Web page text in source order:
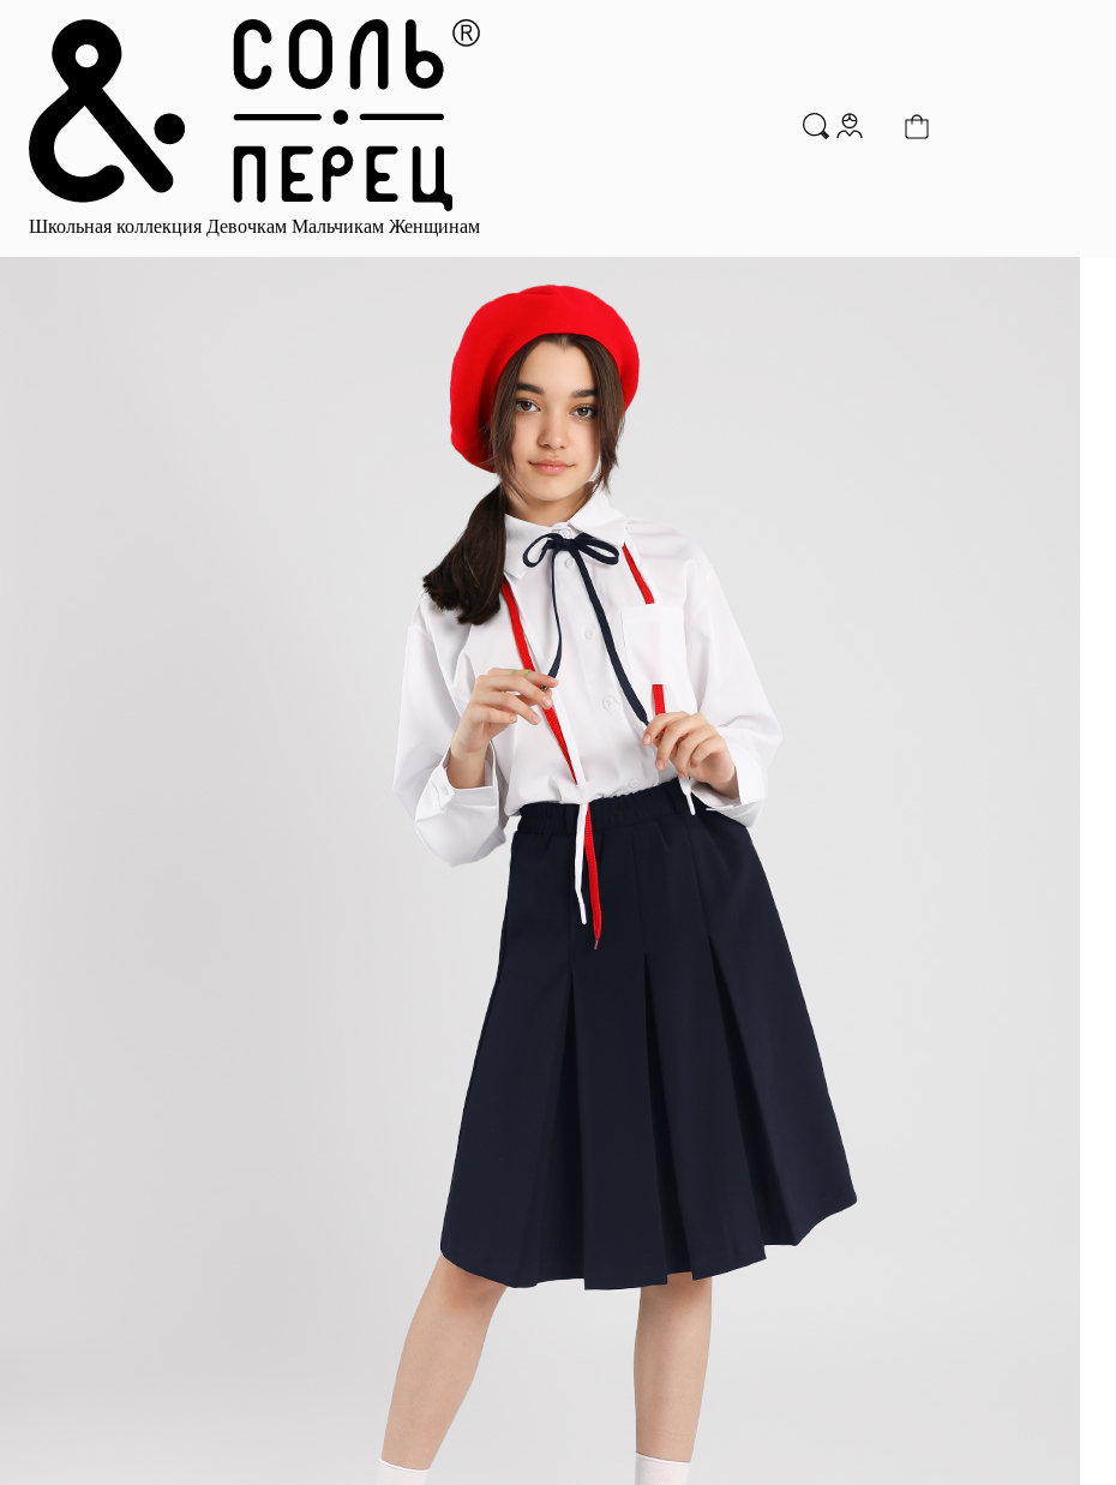
Школьная коллекция Девочкам Мальчикам Женщинам
Главная
Каталог
Избранное
Профиль
Корзина
Школьная коллекция
Мальчикам Женщинам
Брюки для мальчиков
для девочек Носки Рубашки Платья и сарафаны Юбки